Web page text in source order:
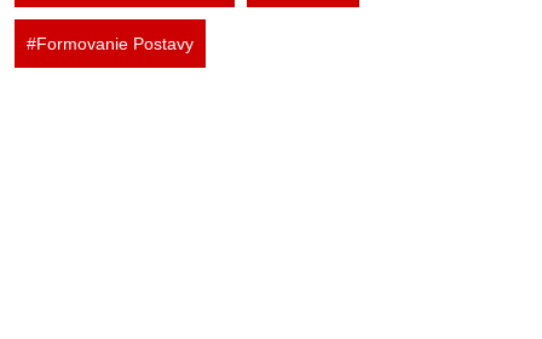
#Formovanie Postavy